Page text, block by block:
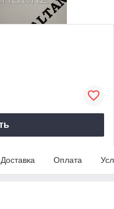
Доставка Оплата